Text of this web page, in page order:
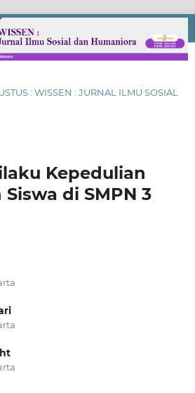
: WISSEN : JURNAL ILMU SOSIAL
Kepedulian
di SMPN 3